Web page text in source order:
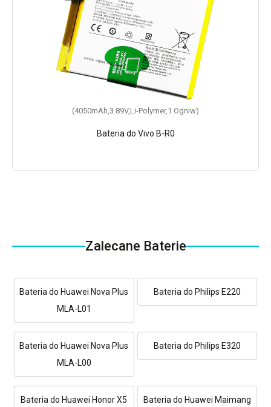
(4050mAh,3.89V,Li-Polymer,1 Ogniw)
Bateria do Vivo B-R0
Zalecane Baterie
Bateria do Huawei Nova Plus
MLA-L01
Bateria do Philips E220
Bateria do Huawei Nova Plus
MLA-L00
Bateria do Philips E320
Bateria do Huawei Honor X5
Bateria do Huawei Maimang